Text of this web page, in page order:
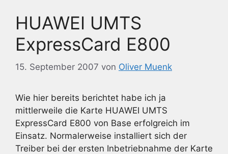
HUAWEI UMTS
ExpressCard E800
15. September 2007 von Oliver Muenk
Wie hier bereits berichtet habe ich ja
mittlerweile die Karte HUAWEI UMTS
ExpressCard E800 von Base erfolgreich im
Einsatz. Normalerweise installiert sich der
Treiber bei der ersten Inbetriebnahme der Karte